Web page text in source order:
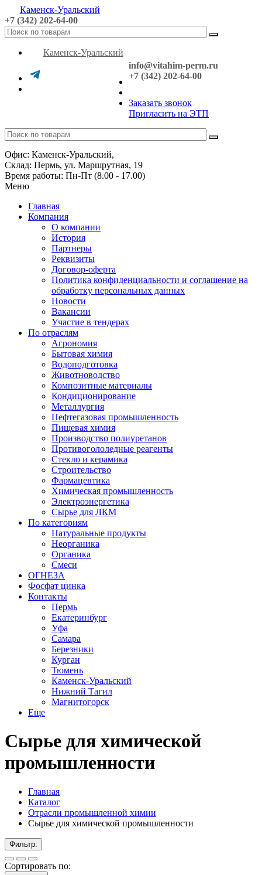
Каменск-Уральский
+7 (342) 202-64-00
Каменск-Уральский
info@vitahim-perm.ru
+7 (342) 202-64-00
Заказать звонок
Пригласить на ЭТП
Офис: Каменск-Уральский,
Склад: Пермь, ул. Маршрутная, 19
Время работы: Пн-Пт (8.00 - 17.00)
Меню
Главная
Компания
О компании
История
Партнеры
Реквизиты
Договор-оферта
Политика конфиденциальности и соглашение на
обработку персональных данных
Новости
Вакансии
Участие в тендерах
По отраслям
Агрономия
Бытовая химия
Водоподготовка
Животноводство
Композитные материалы
Кондиционирование
Металлургия
Нефтегазовая промышленность
Пищевая химия
Производство полиуретанов
Противогололедные реагенты
Стекло и керамика
Строительство
Фармацевтика
Химическая промышленность
Электроэнергетика
Сырье для ЛКМ
По категориям
Натуральные продукты
Неорганика
Органика
Смеси
ОГНЕЗА
Фосфат цинка
Контакты
Пермь
Екатеринбург
Уфа
Самара
Березники
Курган
Тюмень
Каменск-Уральский
Нижний Тагил
Магнитогорск
Еще
Сырье для химической
промышленности
Главная
Каталог
Отрасли промышленной химии
Сырье для химической промышленности
Фильтр:
Сортировать по: